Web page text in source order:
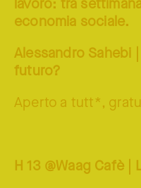
lavoro: tra
economia sociale.
Alessandro Sahebi
futuro?
Aperto a tutt*,
H 13 @Waag Cafè